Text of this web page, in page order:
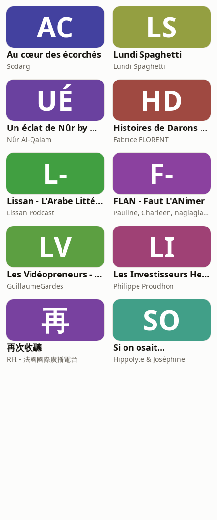
AC
Au cœur des écorchés
Sodarg
LS
Lundi Spaghetti
Lundi Spaghetti
UÉ
Un éclat de Nûr by Nûr Al-Qalam
Nûr Al-Qalam
HD
Histoires de Darons (des pères qui parlent de paternité)
Fabrice FLORENT
L-
Lissan - L'Arabe Littéraire au Quotidien
Lissan Podcast
F-
FLAN - Faut L'ANimer
Pauline, Charleen, naglaglasson, Élabète
LV
Les Vidéopreneurs - Le Podcast des vidéastes entrepreneurs.
GuillaumeGardes
LI
Les Investisseurs Heureux : le podcast sans langue de bois
Philippe Proudhon
再
再次收聽
RFI - 法國國際廣播電台
SO
Si on osait...
Hippolyte & Joséphine